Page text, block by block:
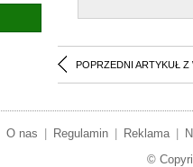
POPRZEDNI ARTYKUŁ Z
O nas Regulamin Reklama
©